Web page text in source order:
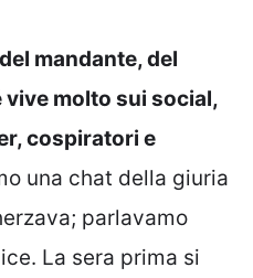
mandante, del
molto sui social,
cospiratori e
una chat della giuria
parlavamo
La sera prima si